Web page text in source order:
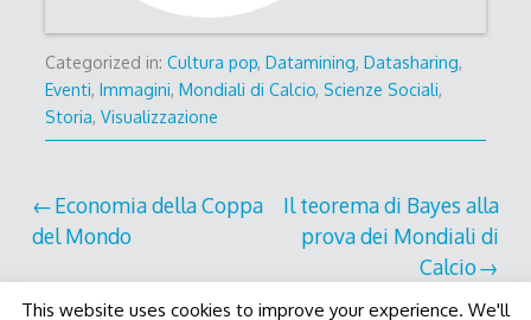
Categorized in: Cultura pop, Datamining, Datasharing,
Eventi, Immagini, Mondiali di Calcio, Scienze Sociali,
Storia, Visualizzazione
Post
navigation
Economia della Coppa
del Mondo
Il teorema di Bayes alla
prova dei Mondiali di
Calcio
This website uses cookies to improve your experience. We'll